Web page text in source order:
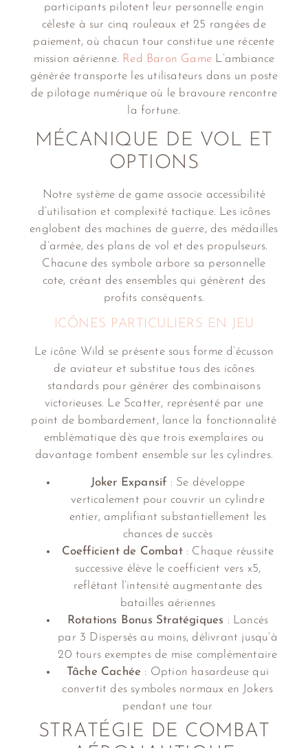
participants pilotent leur personnelle engin
céleste à sur cinq rouleaux et 25 rangées de
paiement, où chacun tour constitue une récente
mission aérienne. Red Baron Game L’ambiance
générée transporte les utilisateurs dans un poste
de pilotage numérique où le bravoure rencontre
la fortune.
MÉCANIQUE DE VOL ET
OPTIONS
Notre système de game associe accessibilité
d’utilisation et complexité tactique. Les icônes
englobent des machines de guerre, des médailles
d’armée, des plans de vol et des propulseurs.
Chacune des symbole arbore sa personnelle
cote, créant des ensembles qui génèrent des
profits conséquents.
ICÔNES PARTICULIERS EN JEU
Le icône Wild se présente sous forme d’écusson
de aviateur et substitue tous des icônes
standards pour générer des combinaisons
victorieuses. Le Scatter, représenté par une
point de bombardement, lance la fonctionnalité
emblématique dès que trois exemplaires ou
davantage tombent ensemble sur les cylindres.
Joker Expansif : Se développe
verticalement pour couvrir un cylindre
entier, amplifiant substantiellement les
chances de succès
Coefficient de Combat: Chaque réussite
successive élève le coefficient vers x5,
reflétant l’intensité augmentante des
batailles aériennes
Rotations Bonus Stratégiques : Lancés
par 3 Dispersés au moins, délivrant jusqu’à
20 tours exemptes de mise complémentaire
Tâche Cachée : Option hasardeuse qui
convertit des symboles normaux en Jokers
pendant une tour
STRATÉGIE DE COMBAT